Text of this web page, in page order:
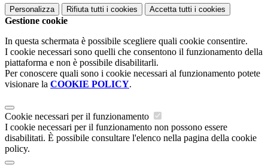
Personalizza Rifiuta tutti i cookies Accetta tutti i cookies
Gestione cookie
In questa schermata è possibile scegliere quali cookie consentire.
I cookie necessari sono quelli che consentono il funzionamento della
piattaforma e non è possibile disabilitarli.
Per conoscere quali sono i cookie necessari al funzionamento potete
visionare la COOKIE POLICY.
Cookie necessari per il funzionamento
I cookie necessari per il funzionamento non possono essere
disabilitati. È possibile consultare l'elenco nella pagina della cookie
policy.